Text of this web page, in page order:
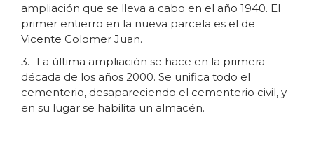
ampliación que se lleva a cabo en el año 1940. El
primer entierro en la nueva parcela es el de
Vicente Colomer Juan.
3.- La última ampliación se hace en la primera
década de los años 2000. Se unifica todo el
cementerio, desapareciendo el cementerio civil, y
en su lugar se habilita un almacén.